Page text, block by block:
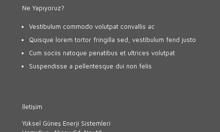
Ne Yapıyoruz?
Vestibulum commodo volutpat convallis ac
Quisque lorem tortor fringilla sed, vestibulum fend justo
Cum sociis natoque penatibus et ultrices volutpat
Suspendisse a pellentesque dui non felis
İletişim
Yüksel Güneş Enerji Sistemleri